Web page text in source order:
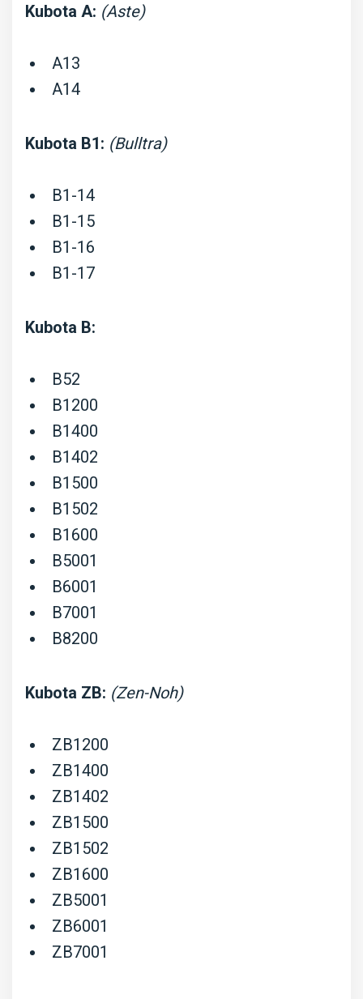
Kubota A: (Aste)
A13
A14
Kubota B1: (Bulltra)
B1-14
B1-15
B1-16
B1-17
Kubota B:
B52
B1200
B1400
B1402
B1500
B1502
B1600
B5001
B6001
B7001
B8200
Kubota ZB: (Zen-Noh)
ZB1200
ZB1400
ZB1402
ZB1500
ZB1502
ZB1600
ZB5001
ZB6001
ZB7001